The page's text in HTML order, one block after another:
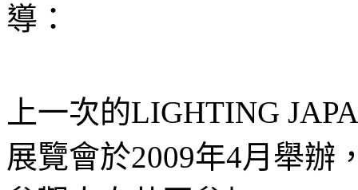
導：
上一次的LIGHTING
展覽會於2009年4月舉辦